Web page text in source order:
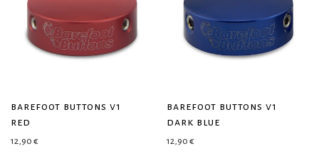
barefoot buttons v1
red
12,90 €
barefoot buttons v1
dark blue
12,90 €